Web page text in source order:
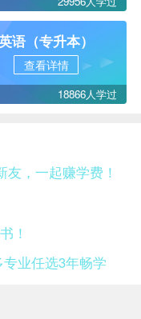
语（专升本）
查看详情
18866人学过
，一起赚学费！
！
业任选3年畅学